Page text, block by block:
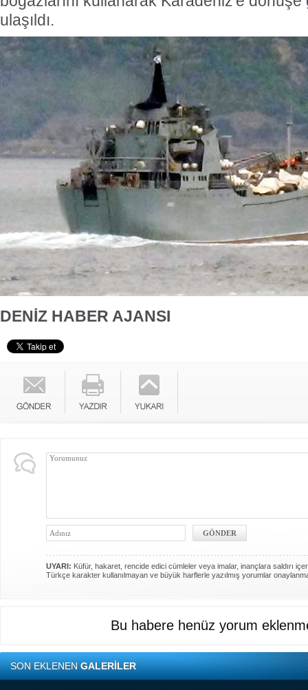
ulaşıldı.
DENİZ HABER AJANSI
UYARI: Küfür, hakaret, rencide edici cümleler veya imalar, inançlara saldırı
Türkçe karakter kullanılmayan ve büyük harflerle yazılmış yorumlar
Bu habere henüz yorum
SON EKLENENGALERİLER